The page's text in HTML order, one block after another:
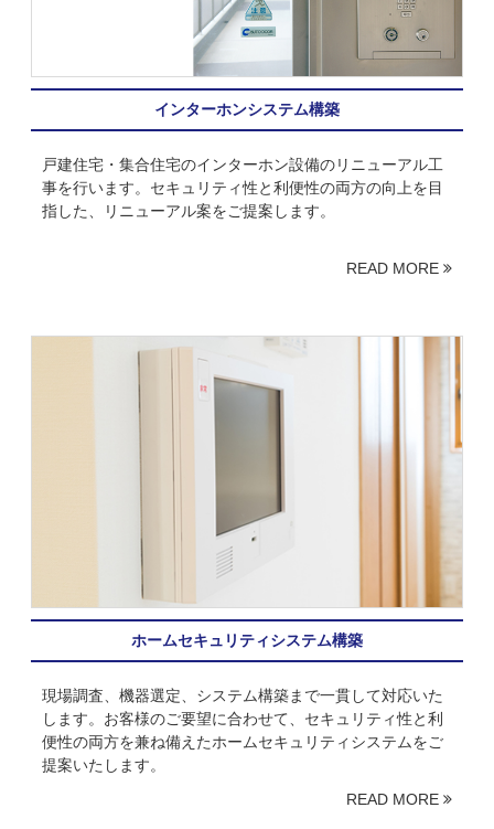
インターホンシステム構築
戸建住宅・集合住宅のインターホン設備のリニューアル工
事を行います。セキュリティ性と利便性の両方の向上を目
指した、リニューアル案をご提案します。
READ MORE
ホームセキュリティシステム構築
現場調査、機器選定、システム構築まで一貫して対応いた
します。お客様のご要望に合わせて、セキュリティ性と利
便性の両方を兼ね備えたホームセキュリティシステムをご
提案いたします。
READ MORE